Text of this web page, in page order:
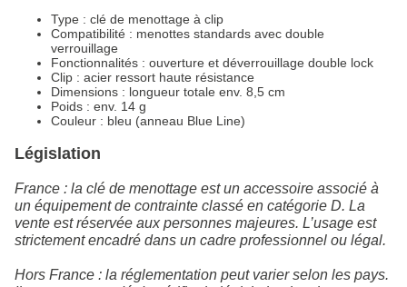
Type : clé de menottage à clip
Compatibilité : menottes standards avec double
verrouillage
Fonctionnalités : ouverture et déverrouillage double lock
Clip : acier ressort haute résistance
Dimensions : longueur totale env. 8,5 cm
Poids : env. 14 g
Couleur : bleu (anneau Blue Line)
Législation
France : la clé de menottage est un accessoire associé à
un équipement de contrainte classé en catégorie D. La
vente est réservée aux personnes majeures. L’usage est
strictement encadré dans un cadre professionnel ou légal.
Hors France : la réglementation peut varier selon les pays.